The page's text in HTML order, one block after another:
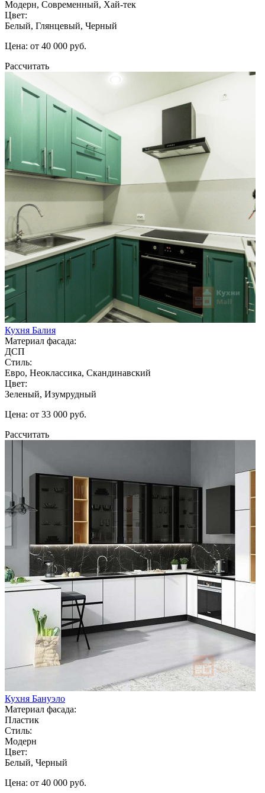
Модерн, Современный, Хай-тек
Цвет:
Белый, Глянцевый, Черный
Цена: от 40 000 руб.
Рассчитать
Кухня Балия
Материал фасада:
ДСП
Стиль:
Евро, Неоклассика, Скандинавский
Цвет:
Зеленый, Изумрудный
Цена: от 33 000 руб.
Рассчитать
Кухня Бануэло
Материал фасада:
Пластик
Стиль:
Модерн
Цвет:
Белый, Черный
Цена: от 40 000 руб.